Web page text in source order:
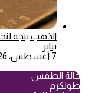
الذهب يتجه
يناير
7 أغسطس، 2026
حالة الطقس
طولكرم